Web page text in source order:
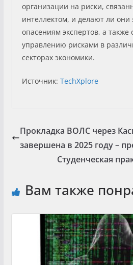
организации на риски,
интеллектом, и делают ли они
опасениям экспертов, а также
управлению рисками в
секторах экономики.
Источник: TechXplore
Прокладка ВОЛС через
завершена в 2025 году –
Студенческая
Вам также